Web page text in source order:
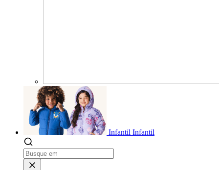
Infantil Infantil